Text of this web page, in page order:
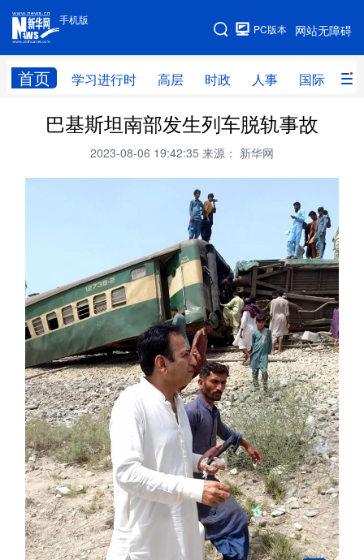
手机版
网站无障碍
PC版本
首页 学习进行时 高层 时政 人事 国际 财
手机版
网站地图
学习进行时 高层 时政 人事
财经 网评
全球连线
体育
书画 健康 军事
访谈 视频 图片 政务
法律 中央文件 金融 汽车
食品 人居 信息化 数字经济
学术中国 乡村振兴 银龄 溯源中国
城市 旅游 能源 会展
彩票 娱乐 时尚 悦读
公益 一带一路 亚太网 上市公司
文化产业
巴基斯坦南部发生列车脱轨事故
2023-08-06 19:42:35 来源： 新华网